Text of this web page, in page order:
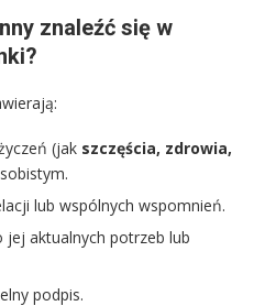
znaleźć się w
(jak szczęścia, zdrowia,
lub wspólnych wspomnień.
jej aktualnych potrzeb lub
podpis.